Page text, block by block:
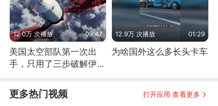
12.0万 次播放 09:47
美国太空部队第一次出
手，只用了三步破解伊朗
12.9万 次播放 01:29
为啥国外这么多长头卡车
更多热门视频 打开应用 查看更多